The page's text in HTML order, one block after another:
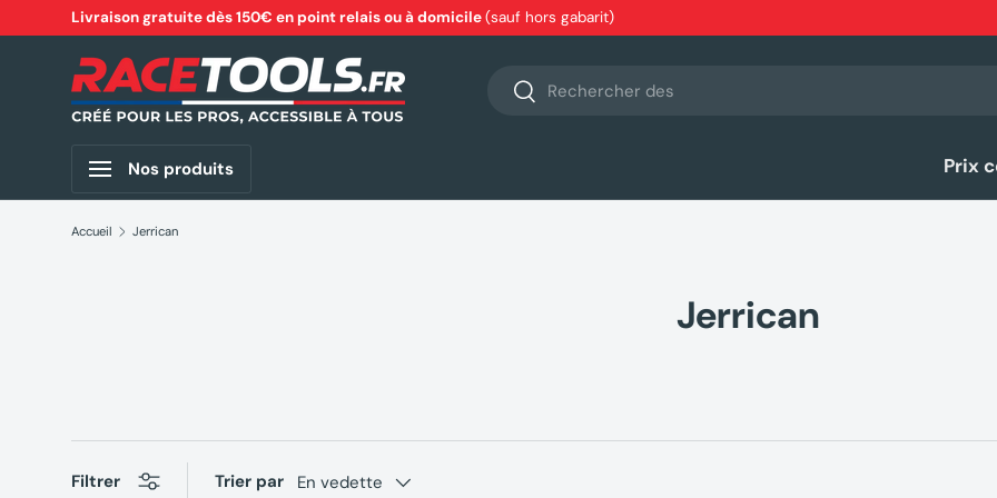
Aller au contenu
Livraison gratuite dès 150€ en point relais ou à domicile(sauf hors gabarit)
Recherche
Rechercher
Nos produits Prix
Accueil Jerrican
Jerrican
Filtrer Trier par En vedette